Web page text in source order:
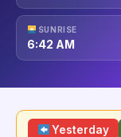
SUNRISE
6:42 AM
Yesterday